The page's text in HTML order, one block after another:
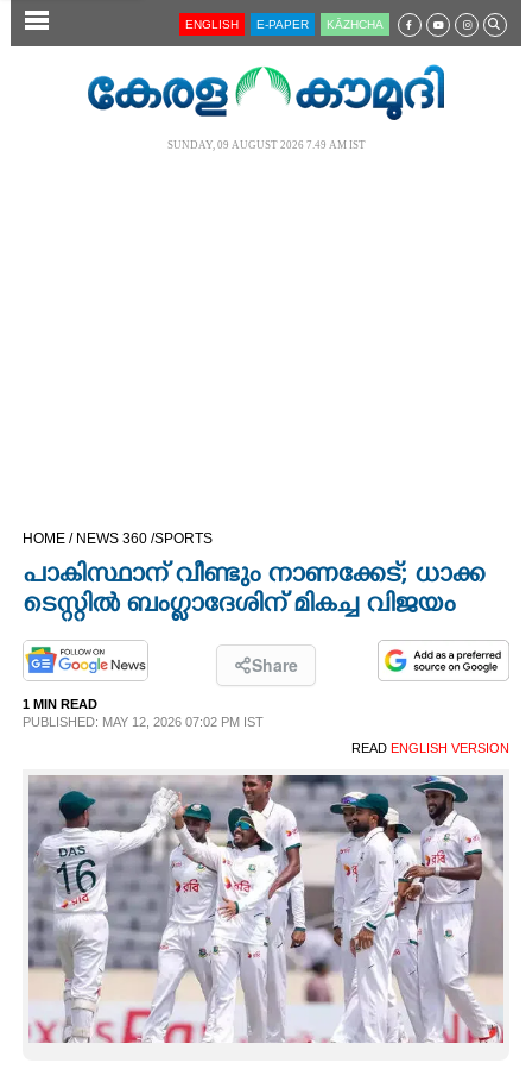
SECTIONS
OPINION
SPIRITUAL
INFO+
ART
ASTRO
ENGLISH E-PAPER KĀZHCHA
SUNDAY, 09 AUGUST 2026 7.49 AM IST
HOME / NEWS 360 /SPORTS
പാകിസ്ഥാന് വീണ്ടും നാണക്കേട്; ധാക്ക
ടെസ്റ്റില്‍ ബംഗ്ലാദേശിന് മികച്ച വിജയം
Share
1 MIN READ
PUBLISHED: MAY 12, 2026 07:02 PM IST
READ ENGLISH VERSION